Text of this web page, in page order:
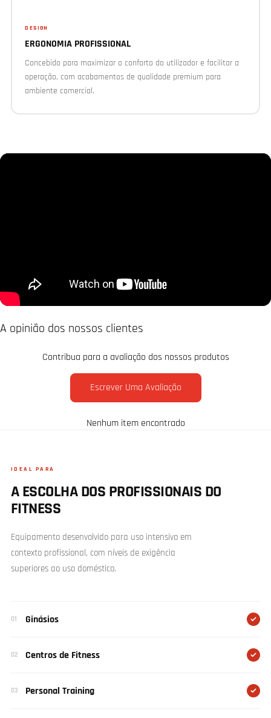
DESIGN
ERGONOMIA PROFISSIONAL
Concebido para maximizar o conforto do utilizador e facilitar a
operação, com acabamentos de qualidade premium para
ambiente comercial.
A opinião dos nossos clientes
Contribua para a avaliação dos nossos produtos
Escrever Uma Avaliação
Nenhum item encontrado
IDEAL PARA
A ESCOLHA DOS PROFISSIONAIS DO
FITNESS
Equipamento desenvolvido para uso intensivo em
contexto profissional, com níveis de exigência
superiores ao uso doméstico.
01 Ginásios
02 Centros de Fitness
03 Personal Training